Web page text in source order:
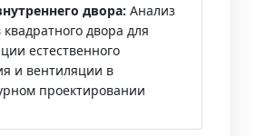
двора: Анализ
двора для
естественного
и вентиляции в
проектировании